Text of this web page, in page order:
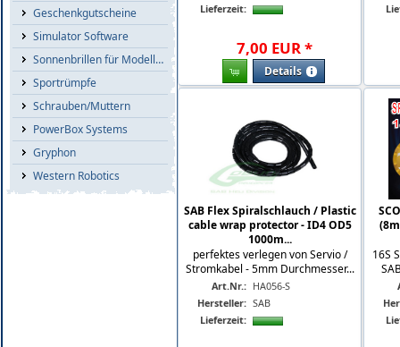
Geschenkgutscheine
Simulator Software
Sonnenbrillen für Modellflieger
Sportrümpfe
Schrauben/Muttern
PowerBox Systems
Gryphon
Western Robotics
Lieferzeit:
7,00 EUR*
Details
SAB Flex Spiralschlauch / Plastic
cable wrap protector - ID4 OD5
1000m...
perfektes verlegen von Servio /
Stromkabel - 5mm Durchmesser...
Art.Nr.: HA056-S
Hersteller: SAB
Lieferzeit:
16S